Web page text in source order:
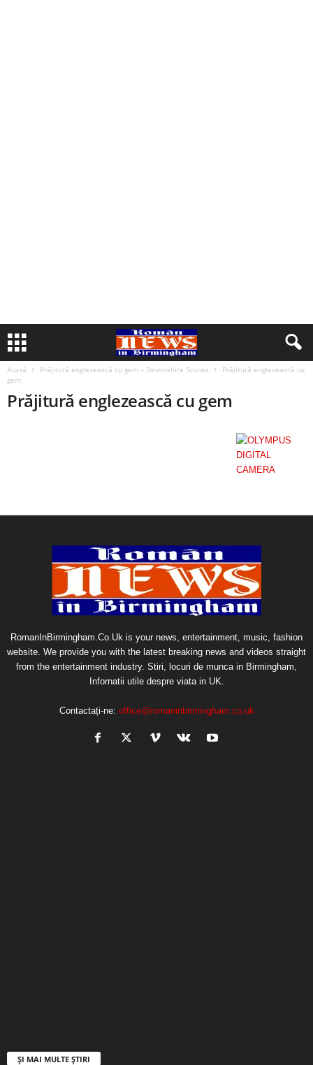
Acasă Prăjitură englezească cu gem – Devonshire Scones
Prăjitură englezească cu
gem
Prăjitură englezească cu gem
RomanInBirmingham.Co.Uk is your news, entertainment, music, fashion
website. We provide you with the latest breaking news and videos straight
from the entertainment industry. Stiri, locuri de munca in Birmingham,
Infornatii utile despre viata in UK.
Contactați-ne: office@romaninbirmingham.co.uk
ȘI MAI MULTE ȘTIRI